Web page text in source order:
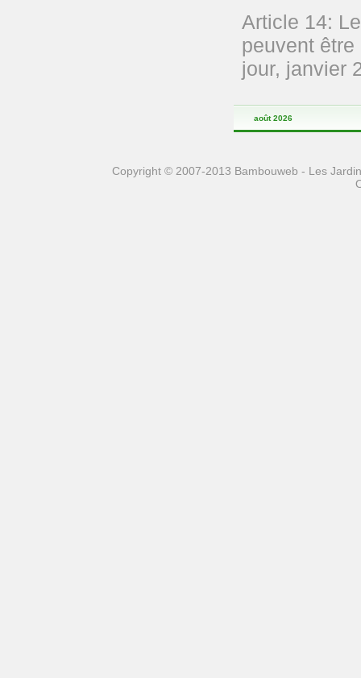
Article 14:
peuvent
jour, janvier
août 2026
Copyright © 2007-2013 Bambouweb - Les